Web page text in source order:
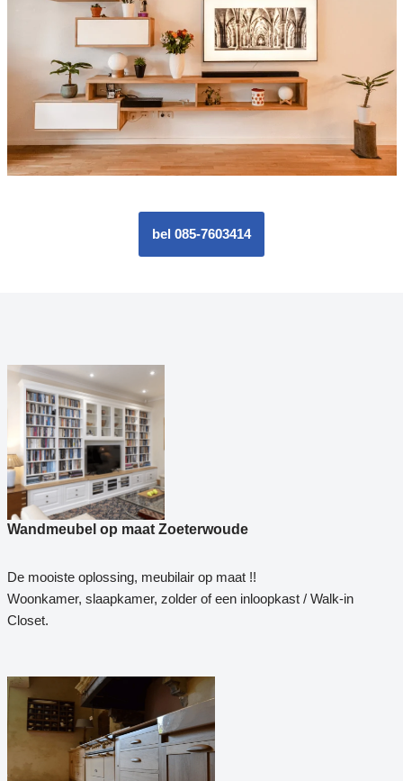
bel 085-7603414
Wandmeubel op maat Zoeterwoude
De mooiste oplossing, meubilair op maat !!
Woonkamer, slaapkamer, zolder of een inloopkast / Walk-in
Closet.